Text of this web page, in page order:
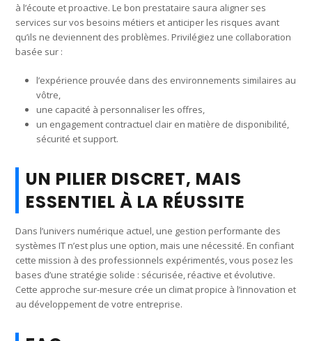
à l’écoute et proactive. Le bon prestataire saura aligner ses
services sur vos besoins métiers et anticiper les risques avant
qu’ils ne deviennent des problèmes. Privilégiez une collaboration
basée sur :
l’expérience prouvée dans des environnements similaires au
vôtre,
une capacité à personnaliser les offres,
un engagement contractuel clair en matière de disponibilité,
sécurité et support.
UN PILIER DISCRET, MAIS
ESSENTIEL À LA RÉUSSITE
Dans l’univers numérique actuel, une gestion performante des
systèmes IT n’est plus une option, mais une nécessité. En confiant
cette mission à des professionnels expérimentés, vous posez les
bases d’une stratégie solide : sécurisée, réactive et évolutive.
Cette approche sur-mesure crée un climat propice à l’innovation et
au développement de votre entreprise.